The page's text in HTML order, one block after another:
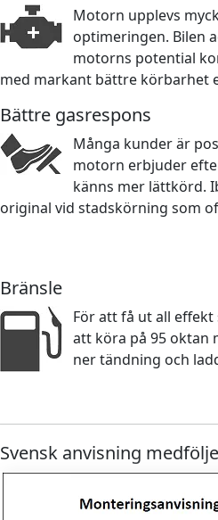
Motorn upplevs
optimeringen. Bilen
motorns potential
med markant bättre körbarhet
Bättre gasrespons
Många kunder är
motorn erbjuder
känns mer lättkörd.
original vid stadskörning som
Bränsle
För att få ut all
att köra på 95 oktan
ner tändning och
Svensk anvisning